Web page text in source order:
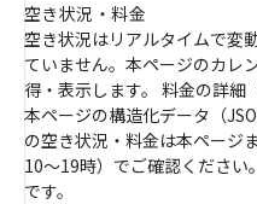
空き状況・料金
空き状況はリアルタイムで変
ていません。本ページのカレ
得・表示します。 料金の詳
本ページの構造化データ（
の空き状況・料金は本ページ
10〜19時）でご確認くださ
です。